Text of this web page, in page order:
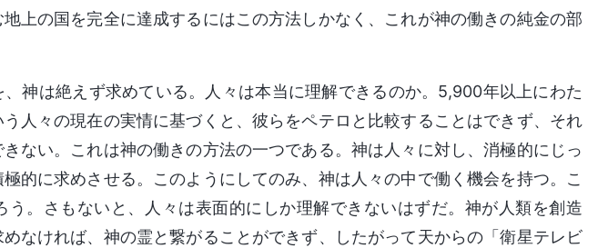
上の国を完全に達成するにはこの方法しかなく、これが神の働きの純金の部
神は絶えず求めている。人々は本当に理解できるのか。5,900年以上にわた
人々の現在の実情に基づくと、彼らをペテロと比較することはできず、それ
ない。これは神の働きの方法の一つである。神は人々に対し、消極的にじっ
的に求めさせる。このようにしてのみ、神は人々の中で働く機会を持つ。こ
。さもないと、人々は表面的にしか理解できないはずだ。神が人類を創造
なければ、神の霊と繋がることができず、したがって天からの「衛星テレビ